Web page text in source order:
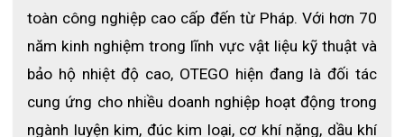
THÔNG TIN CHI TIẾT MŨ TRÙM ĐẦU VẢI NHÔM CHỐNG
CHÁY OTEGO 8007
toàn công nghiệp cao cấp đến từ Pháp. Với hơn 70
năm kinh nghiệm trong lĩnh vực vật liệu kỹ thuật và
bảo hộ nhiệt độ cao, OTEGO hiện đang là đối tác
cung ứng cho nhiều doanh nghiệp hoạt động trong
ngành luyện kim, đúc kim loại, cơ khí nặng, dầu khí